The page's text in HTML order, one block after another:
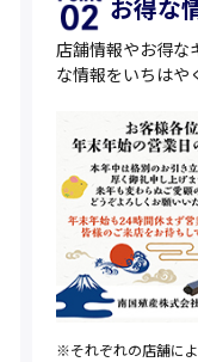
お得な
店舗情報やお得な
な情報をいちはや
※それぞれの店舗に